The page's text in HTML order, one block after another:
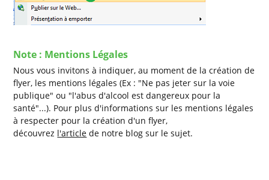
Note : Mentions Légales
Nous vous invitons à indiquer, au moment de la création de
flyer, les mentions légales (Ex : "Ne pas jeter sur la voie
publique" ou "l'abus d'alcool est dangereux pour la
santé"...). Pour plus d'informations sur les mentions légales
à respecter pour la création d'un flyer,
découvrez l'article de notre blog sur le sujet.